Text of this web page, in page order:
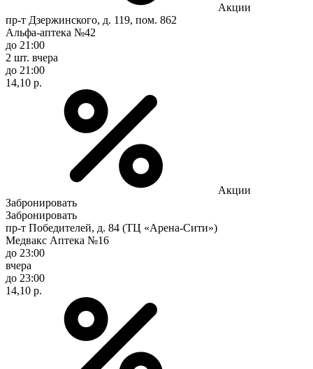
Акции
пр-т Дзержинского, д. 119, пом. 862
Альфа-аптека №42
до 21:00
2 шт. вчера
до 21:00
14,10 р.
Акции
Забронировать
Забронировать
пр-т Победителей, д. 84 (ТЦ «Арена-Сити»)
Медвакс Аптека №16
до 23:00
вчера
до 23:00
14,10 р.